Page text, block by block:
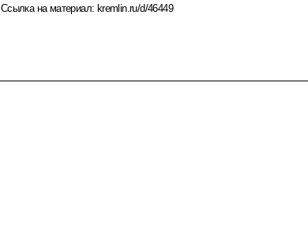
Ссылка на материал: kremlin.ru/d/46449